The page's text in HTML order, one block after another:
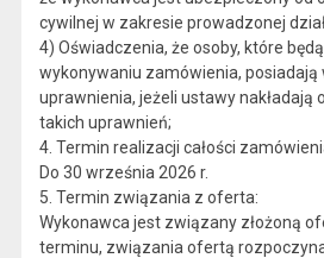
cywilnej w zakresie prowadzonej
4) Oświadczenia, że osoby, które
wykonywaniu zamówienia, posiadają
uprawnienia, jeżeli ustawy nakładają
takich uprawnień;
4. Termin realizacji całości
Do 30 września 2026 r.
5. Termin związania z oferta:
Wykonawca jest związany złożoną
terminu, związania ofertą